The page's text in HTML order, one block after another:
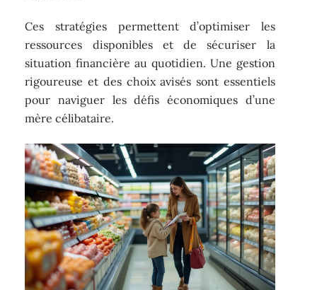
Ces stratégies permettent d’optimiser les
ressources disponibles et de sécuriser la
situation financière au quotidien. Une gestion
rigoureuse et des choix avisés sont essentiels
pour naviguer les défis économiques d’une
mère célibataire.